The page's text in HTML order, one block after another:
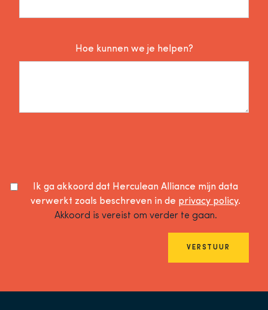
Hoe kunnen we je helpen?
Ik ga akkoord dat Herculean Alliance mijn data
verwerkt zoals beschreven in de privacy policy.
Akkoord is vereist om verder te gaan.
VERSTUUR